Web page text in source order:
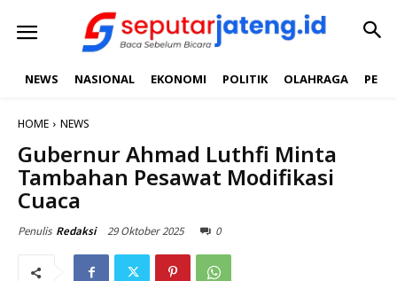
NEWS NASIONAL EKONOMI POLITIK OLAHRAGA
HOME NEWS
Gubernur Ahmad Luthfi Minta
Tambahan Pesawat Modifikasi
Cuaca
Penulis Redaksi 29 Oktober 2025 0